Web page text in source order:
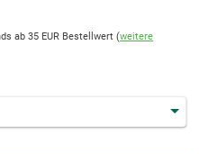
ab 35 EUR Bestellwert (weitere